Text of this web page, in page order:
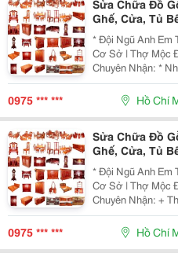
Sửa Chữa Đồ
Ghế, Cửa, Tủ
* Đội Ngũ Anh Em
Cơ Sở | Thợ Mộc
Chuyên Nhận: * Nhận Sửa Chữa Đồ Gỗ Tại Nhà Thành
Phố Hồ Chí Minh
Phòng, Cửa Đi Bị
0975 *** *** Hồ Chí
Sửa Chữa Đồ
Ghế, Cửa, Tủ
* Đội Ngũ Anh Em
Cơ Sở | Thợ Mộc
Chuyên Nhận: + Thợ Mộc Đóng Mới, Sửa Chữa, Sơn
Pu, Đánh Bóng
Mới, Sửa Chữa,
0975 *** *** Hồ Chí